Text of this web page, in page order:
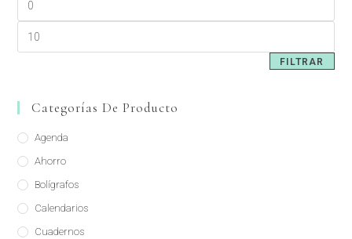
FILTRAR
Categorías De Producto
Agenda
Ahorro
Bolígrafos
Calendarios
Cuadernos